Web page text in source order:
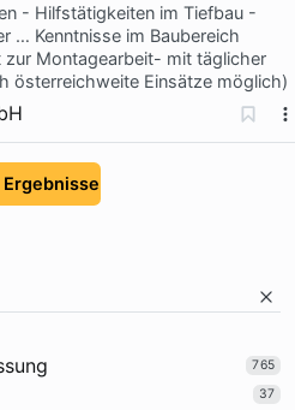
- Hilfstätigkeiten im Tiefbau -
… Kenntnisse im Baubereich
Montagearbeit- mit täglicher
österreichweite Einsätze möglich)
765
37